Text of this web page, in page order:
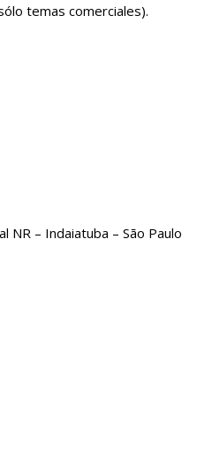
temas comerciales).
NR – Indaiatuba – São Paulo